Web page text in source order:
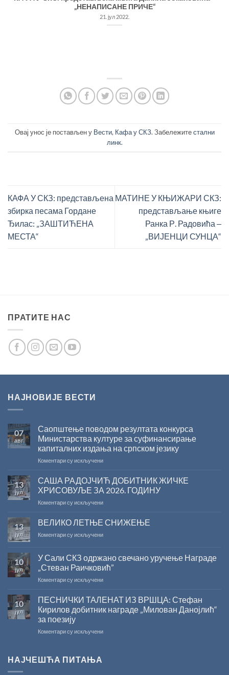
„НЕНАПИСАНЕ ПРИЧЕ“
21. јул 2022.
Овај унос је постављен у Вести, Кафа у СКЗ. Забележитестални
линк.
КАФА У СКЗ: представљена
збирка песама Гордане
Ђилас: „ЗАШТИЋЕНА
МЕСТА“
МАТИНЕ У КЊИЖАРИ СКЗ:
представљање књиге
Ранка Р. Радовића ‒
„ВИЈЕНЦИ СУНЦА“
ПРАТИТЕ НАС
НАЈНОВИЈЕ ВЕСТИ
07
авг
Саопштење поводом резултата конкурса
Министарства културе за суфинансирање
капиталних издања на српском језику
Коментари су искљученина
поводом
резултата
конкурса
Министарства
за
капиталних
на
српском
језику
13
јул
САША РАДОЈЧИЋ ДОБИТНИК ЖИЧКЕ
ХРИСОВУЉЕ ЗА 2026. ГОДИНУ
Коментари су искљученина
РАДОЈЧИЋ
ДОБИТНИК
ЖИЧКЕ
2026.
ГОДИНУ
13
јул
ВЕЛИКО ЛЕТЊЕ СНИЖЕЊЕ
Коментари су искљученина
СНИЖЕЊЕ
10
јул
У Сали СКЗ одржано свечано уручење Награде
„Стеван Раичковић”
Коментари су искљученина
Сали
СКЗ
одржано
уручење
10
јул
ПЕСНИЧКИ ТАЛЕНАТ ИЗ ВРШЦА: Стефан
Кирилов добитник награде „Милован Данојлић“
за поезију
Коментари су искљученина
НАЈЧЕШЋА ПИТАЊА